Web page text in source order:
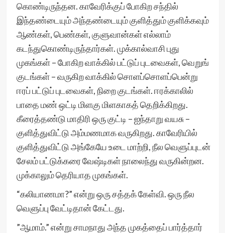
கொண்டிருந்தன. காவேரிக்குப் போகிற சந்தில்
இந்தண்டையும் அந்தண்டையும் குளித்தும் குளிக்கவும்
ஆண்கள், பெண்கள், குளுவான்கள் எல்லாம்
கடந்துகொண்டிருந்தார்கள். முக்கால்வாசி புது
முகங்கள் – போகிற வாக்கில் பட்டுப் புடவைகள், வெறுங்
குடங்கள் – வருகிற வாக்கில் சொளப்சொளப்பென்று
ஈரப் பட்டுப் புடவைகள், நிறை குடங்கள். ஈரக்காலில்
பாதை மண் ஒட்டி மிளகு மிளகாகத் தெறிக்கிறது.
கீரைத்தண்டு மாதிரி ஒரு குட்டி – ஐந்தாறு வயசு –
குளித்துவிட்டு அம்மணமாக வருகிறது. காவேரியில்
குளித்துவிட்டு அங்கேயே உடை மாற்றி, நீல வெளுப்புடன்
சேலம் பட்டுக்கரை வேஷ்டிகள் நாலைந்து வருகின்றன.
முக்காலும் தெரியாத முகங்கள்.
“கலியாணமா?” என்று ஒரு சத்தக் கேள்வி. ஒரு நீல
வெளுப்பு வேட்டிதான் கேட்டது.
”ஆமாம்.” என்று சாமநாது அந்த முகத்தைப் பார்த்தார்